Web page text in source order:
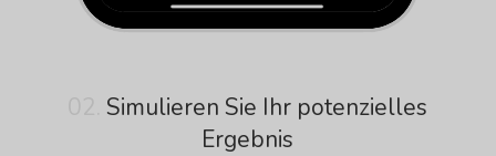
Simulieren Sie Ihr potenzielles
Ergebnis